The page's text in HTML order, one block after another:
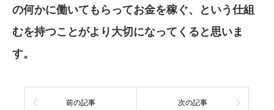
の何かに働いてもらってお金を稼ぐ、
という仕組
むを持つことがより大切になってくると思いま
す。
前の記事 次の記事